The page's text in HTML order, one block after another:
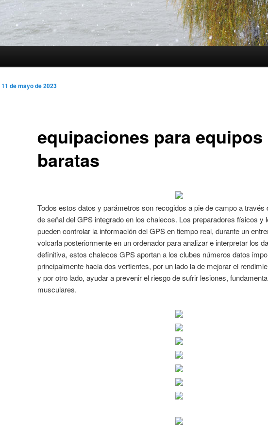
equipaciones para equipos
baratas
11 de mayo de 2023
Todos estos datos y parámetros son recogidos a pie de campo a través
de señal del GPS integrado en los chalecos. Los preparadores físicos y
pueden controlar la información del GPS en tiempo real, durante un
volcarla posteriormente en un ordenador para analizar e interpretar los
definitiva, estos chalecos GPS aportan a los clubes números datos
principalmente hacia dos vertientes, por un lado la de mejorar el
y por otro lado, ayudar a prevenir el riesgo de sufrir lesiones,
musculares.